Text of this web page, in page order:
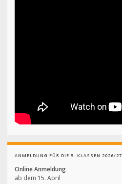
ANMELDUNG FÜR DIE 5. KLASSEN 2026/27
Online Anmeldung
ab dem 15. April